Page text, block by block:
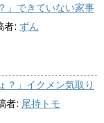
」できていない家事
者: ずん
？」イクメン気取り
者: 尾持トモ